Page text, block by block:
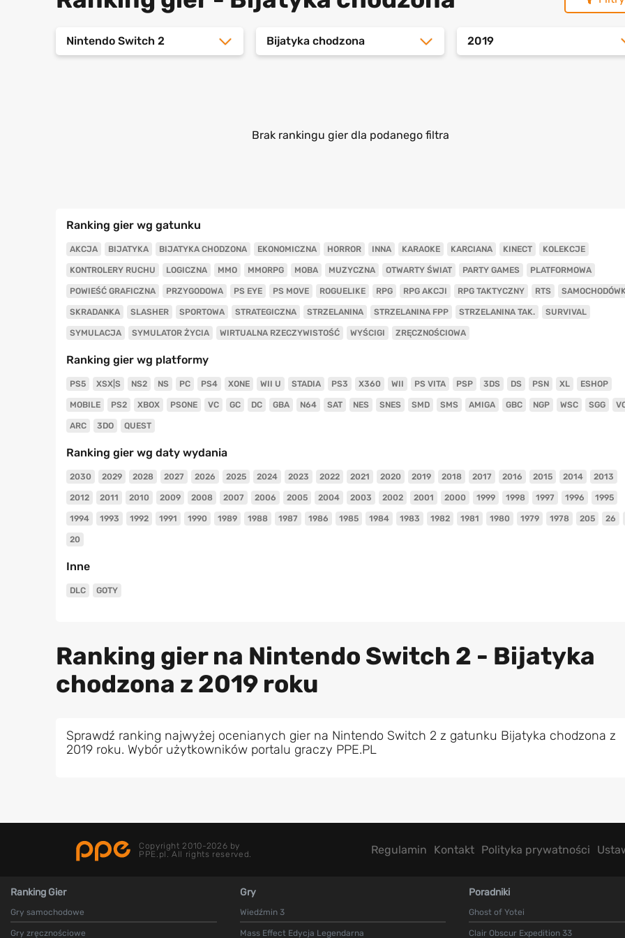
Nintendo Switch 2 Bijatyka chodzona 2019
Brak rankingu gier dla podanego filtra
Ranking gier wg gatunku
AKCJA BIJATYKA BIJATYKA CHODZONA EKONOMICZNA HORROR INNA KARAOKE KARCIANA KINECT KOLEKCJE
KONTROLERY RUCHU LOGICZNA MMO MMORPG MOBA MUZYCZNA OTWARTY ŚWIAT PARTY GAMES PLATFORMOWA
POWIEŚĆ GRAFICZNA PRZYGODOWA PS EYE PS MOVE ROGUELIKE RPG RPG AKCJI RPG TAKTYCZNY RTS
SKRADANKA SLASHER SPORTOWA STRATEGICZNA STRZELANINA STRZELANINA FPP STRZELANINA TAK. SURVIVAL
SYMULACJA SYMULATOR ŻYCIA WIRTUALNA RZECZYWISTOŚĆ WYŚCIGI ZRĘCZNOŚCIOWA
Ranking gier wg platformy
PS5 XSX|S NS2 NS PC PS4 XONE WII U STADIA PS3 X360 WII PS VITA PSP 3DS DS PSN XL ESHOP
MOBILE PS2 XBOX PSONE VC GC DC GBA N64 SAT NES SNES SMD SMS AMIGA GBC NGP WSC SGG
ARC 3DO QUEST
Ranking gier wg daty wydania
2030 2029 2028 2027 2026 2025 2024 2023 2022 2021 2020 2019 2018 2017 2016 2015 2014 2013
2012 2011 2010 2009 2008 2007 2006 2005 2004 2003 2002 2001 2000 1999 1998 1997 1996 1995
1994 1993 1992 1991 1990 1989 1988 1987 1986 1985 1984 1983 1982 1981 1980 1979 1978 205 26
20
Inne
DLC GOTY
Ranking gier na Nintendo Switch 2 - Bijatyka
chodzona z 2019 roku
Sprawdź ranking najwyżej ocenianych gier na Nintendo Switch 2 z gatunku Bijatyka chodzona z
2019 roku. Wybór użytkowników portalu graczy PPE.PL
Copyright 2010-2026 by
PPE.pl. All rights reserved.
Regulamin Kontakt Polityka prywatności
Ranking Gier
Gry samochodowe
Gry zręcznościowe
Gry
Wiedźmin 3
Mass Effect Edycja Legendarna
Poradniki
Ghost of Yotei
Clair Obscur Expedition 33